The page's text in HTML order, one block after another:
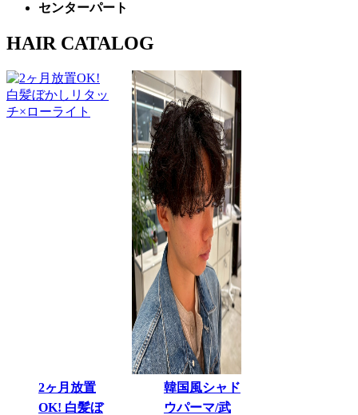
センターパート
HAIR CATALOG
2ヶ月放置
OK! 白髪ぼ
韓国風シャド
ウパーマ/武